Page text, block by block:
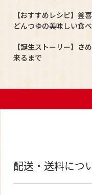
【おすすめレシピ】釜
どんつゆの美味しい食
【誕生ストーリー】さ
来るまで
配送・送料につ